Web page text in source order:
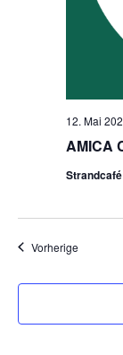
AMICA
12. Mai
Strandcafé
Vorherige